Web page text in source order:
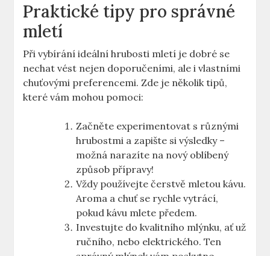
Praktické tipy ⁢pro správné
mletí
Při vybírání ideální hrubosti mletí je dobré se
nechat vést nejen doporučeními, ale‍ i vlastními
chuťovými preferencemi. Zde je několik tipů,
které ‌vám mohou pomoci:
Začněte ‌experimentovat s různými
hrubostmi a zapište si výsledky –
možná narazíte na nový oblíbený
způsob přípravy!
Vždy používejte čerstvě mletou kávu.
Aroma a chuť se rychle vytrácí,
pokud kávu mlete předem.
Investujte do kvalitního⁣ mlýnku, ať už
ručního, nebo elektrického. Ten